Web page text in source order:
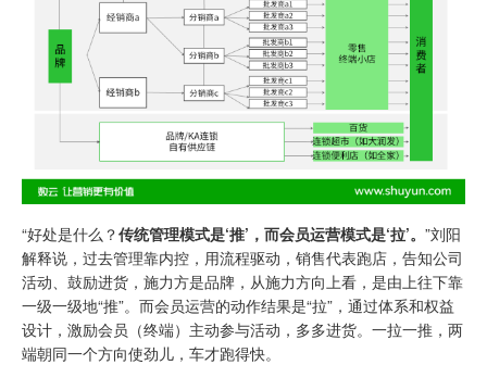
“好处是什么？传统管理模式是‘推’，而会员运营模式是‘拉’。 ”刘阳
解释说，过去管理靠内控，用流程驱动，销售代表跑店，告知公司
活动、鼓励进货，施力方是品牌，从施力方向上看，是由上往下靠
一级一级地“推”。而会员运营的动作结果是“拉”，通过体系和权益
设计，激励会员（终端）主动参与活动，多多进货。一拉一推，两
端朝同一个方向使劲儿，车才跑得快。